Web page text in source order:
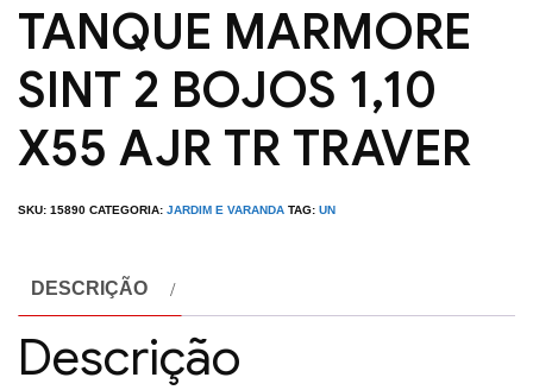
TANQUE MARMORE
SINT 2 BOJOS 1,10
X55 AJR TR TRAVER
SKU: 15890 CATEGORIA: JARDIM E VARANDA TAG: UN
DESCRIÇÃO
Descrição